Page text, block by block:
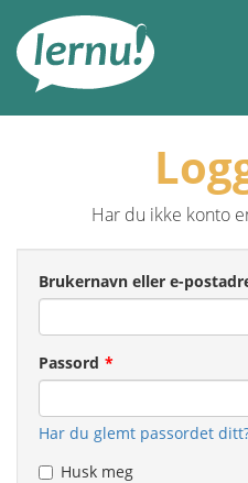
innholdet
Har du ikke konto
Brukernavn eller e-
Passord
Har du glemt passordet
Husk meg